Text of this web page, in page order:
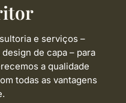
e serviços –
de capa – para
a qualidade
todas as vantagens